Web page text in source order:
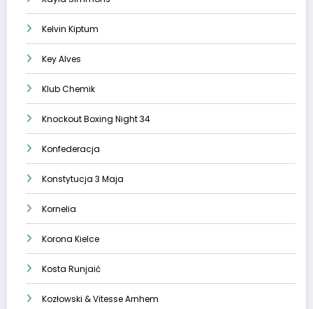
Kelvin Kiptum
Key Alves
Klub Chemik
Knockout Boxing Night 34
Konfederacja
Konstytucja 3 Maja
Kornelia
Korona Kielce
Kosta Runjaić
Kozłowski & Vitesse Arnhem